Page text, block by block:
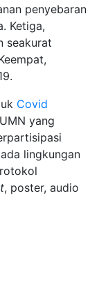
penyebaran
Ketiga,
seakurat
Covid
yang
lingkungan
, poster, audio